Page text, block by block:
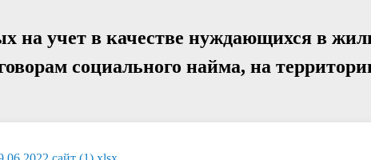
на учет в качестве нуждающихся в
социального найма, на